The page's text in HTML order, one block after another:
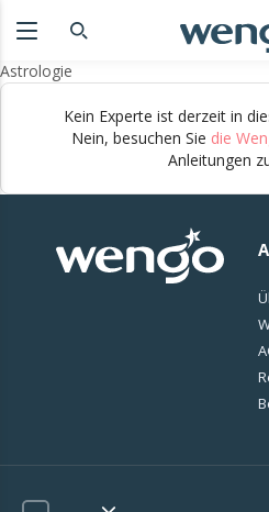
Astrologie
Kein Experte ist derzeit in
Nein, besuchen Sie die
Anleitungen